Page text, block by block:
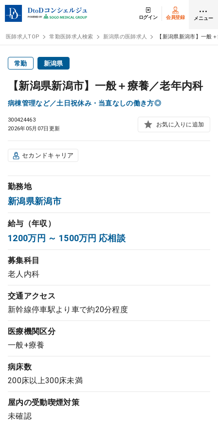
ログイン 会員登録 メニュー
医師求人
常勤検索
非常勤検索 アルバイト
スポット検索 アルバイト
DtoDの転職・アルバイト支援
成功事例
転職ノウハウ
受付時間 9:00 ～ 18:00（平日）
クリニック開業
DtoDとは
お問合せ
医師求人TOP 常勤医師求人検索 新潟県の医師求人 【新潟県新潟市】一般
常勤 新潟県
【新潟県新潟市】一般＋療養／老年内科
病棟管理など／土日祝休み・当直なしの働き方◎
300424463
2026年05月07日更新
お気に入りに追加
セカンドキャリア
勤務地
新潟県新潟市
給与（年収）
1200万円 ～ 1500万円 応相談
募集科目
老人内科
交通アクセス
新幹線停車駅より車で約20分程度
医療機関区分
一般+療養
病床数
200床以上300床未満
屋内の受動喫煙対策
未確認